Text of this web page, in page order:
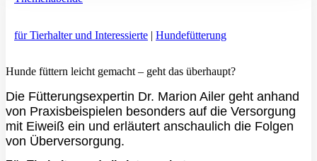
für Tierhalter und Interessierte | Hundefütterung
Hunde füttern leicht gemacht – geht das überhaupt?
Die Fütterungsexpertin Dr. Marion Ailer geht anhand
von Praxisbeispielen besonders auf die Versorgung
mit Eiweiß ein und erläutert anschaulich die Folgen
von Überversorgung.